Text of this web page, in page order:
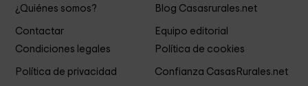
¿Quiénes somos? Blog Casasrurales.net
Contactar
Equipo editorial
Condiciones legales
Política de cookies
Política de privacidad Confianza CasasRurales.net